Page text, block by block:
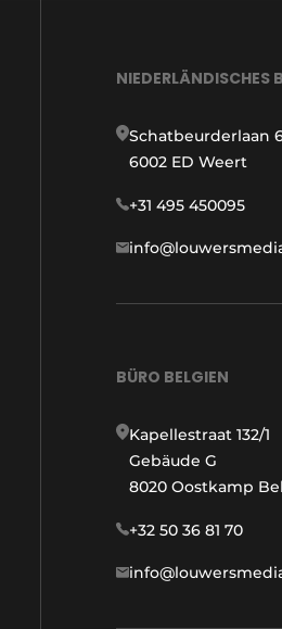
NIEDERLÄNDISCHES
Schatbeurderlaan
6002 ED Weert
+31 495 450095
BÜRO BELGIEN
Kapellestraat 132/1
Gebäude G
8020 Oostkamp
+32 50 36 81 70